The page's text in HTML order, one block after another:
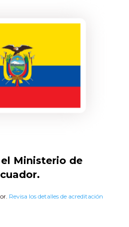
Ministerio de
Revisa los detalles de acreditación